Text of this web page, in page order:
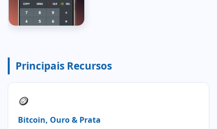
Principais Recursos
🪙
Bitcoin, Ouro & Prata